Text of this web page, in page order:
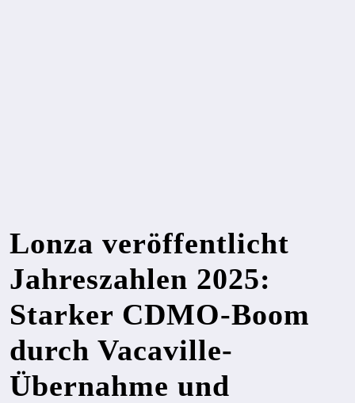
Lonza veröffentlicht
Jahreszahlen 2025:
Starker CDMO-Boom
durch Vacaville-
Übernahme und